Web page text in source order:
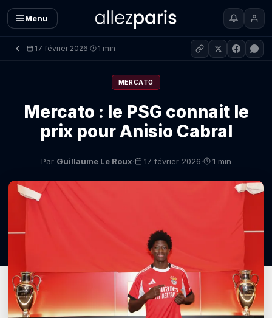
Menu
17 février 2026· 1 min
MERCATO
Mercato : le PSG connait le
prix pour Anisio Cabral
Par Guillaume Le Roux· 17 février 2026· 1 min